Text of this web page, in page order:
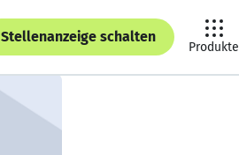
Stellenanzeige schalten
Produkte